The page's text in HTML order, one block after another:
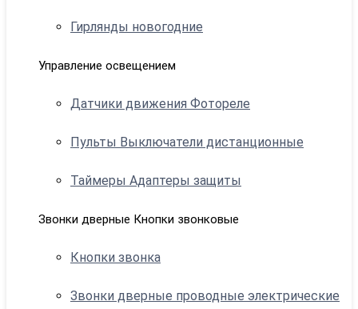
Гирлянды новогодние
Управление освещением
Датчики движения Фотореле
Пульты Выключатели дистанционные
Таймеры Адаптеры защиты
Звонки дверные Кнопки звонковые
Кнопки звонка
Звонки дверные проводные электрические